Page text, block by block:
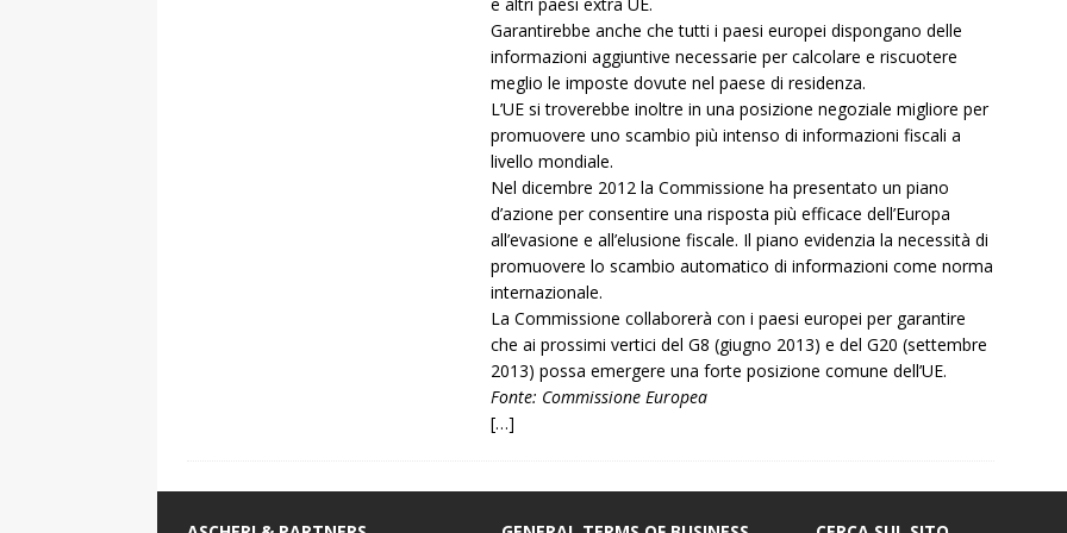
Garantirebbe anche che tutti i paesi europei dispongano delle
informazioni aggiuntive necessarie per calcolare e riscuotere
meglio le imposte dovute nel paese di residenza.
L’UE si troverebbe inoltre in una posizione negoziale migliore per
promuovere uno scambio più intenso di informazioni fiscali a
livello mondiale.
Nel dicembre 2012 la Commissione ha presentato un piano
d’azione per consentire una risposta più efficace dell’Europa
all’evasione e all’elusione fiscale. Il piano evidenzia la necessità di
promuovere lo scambio automatico di informazioni come norma
internazionale.
La Commissione collaborerà con i paesi europei per garantire
che ai prossimi vertici del G8 (giugno 2013) e del G20 (settembre
2013) possa emergere una forte posizione comune dell’UE.
Fonte: Commissione Europea
[…]